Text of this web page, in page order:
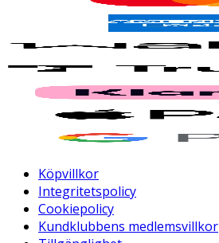
Köpvillkor
Integritetspolicy
Cookiepolicy
Kundklubbens medlemsvillkor